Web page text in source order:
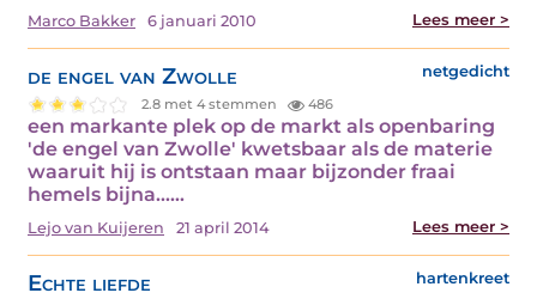
Marco Bakker 6 januari 2010 Lees meer >
de engel van Zwolle netgedicht
2.8 met 4 stemmen 486
een markante plek op de markt als openbaring
'de engel van Zwolle' kwetsbaar als de materie
waaruit hij is ontstaan maar bijzonder fraai
hemels bijna...…
Lejo van Kuijeren 21 april 2014 Lees meer >
Echte liefde hartenkreet